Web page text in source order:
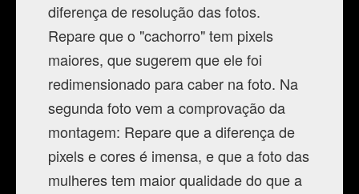
diferença de resolução das fotos.
Repare que o "cachorro" tem pixels
maiores, que sugerem que ele foi
redimensionado para caber na foto. Na
segunda foto vem a comprovação da
montagem: Repare que a diferença de
pixels e cores é imensa, e que a foto das
mulheres tem maior qualidade do que a